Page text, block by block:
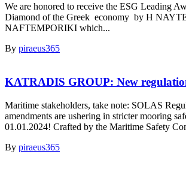
We are honored to receive the ESG Leading
Diamond of the Greek economy by Η
NAFTEMPORIKI which...
By piraeus365
KATRADIS GROUP: New
Maritime stakeholders, take note: SOLAS
amendments are ushering in stricter mooring
01.01.2024! Crafted by the Maritime Safety
By piraeus365